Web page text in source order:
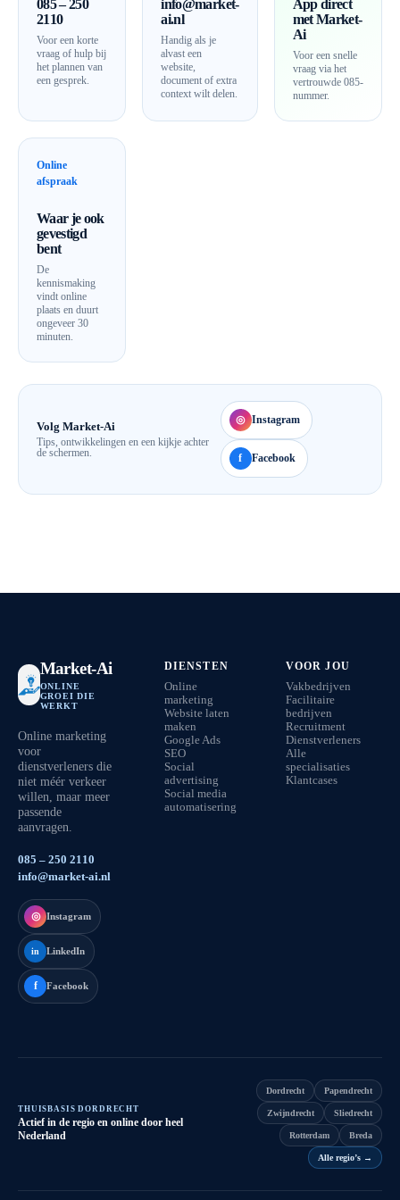
085 – 250
2110
Voor een korte
vraag of hulp bij
het plannen van
een gesprek.
info@market-
ai.nl
Handig als je
alvast een
website,
document of extra
context wilt delen.
App direct
met Market-
Ai
Voor een snelle
vraag via het
vertrouwde 085-
nummer.
Online
afspraak
Waar je ook
gevestigd
bent
De
kennismaking
vindt online
plaats en duurt
ongeveer 30
minuten.
Volg Market-Ai
Tips, ontwikkelingen en een kijkje achter
de schermen.
◎ Instagram
f Facebook
Market-Ai
ONLINE
GROEI DIE
WERKT
Online marketing
voor
dienstverleners die
niet méér verkeer
willen, maar meer
passende
aanvragen.
085 – 250 2110
info@market-ai.nl
◎ Instagram
in LinkedIn
f Facebook
DIENSTEN
Online
marketing
Website laten
maken
Google Ads
SEO
Social
advertising
Social media
automatisering
VOOR JOU
Vakbedrijven
Facilitaire
bedrijven
Recruitment
Dienstverleners
Alle
specialisaties
Klantcases
THUISBASIS DORDRECHT
Actief in de regio en online door heel
Nederland
Dordrecht Papendrecht
Zwijndrecht Sliedrecht
Rotterdam Breda
Alle regio’s →